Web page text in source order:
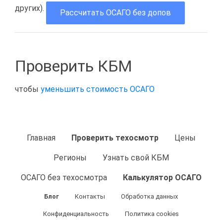
других). Рассчитать ОСАГО без допов
Проверить КБМ
чтобы уменьшить стоимость ОСАГО
Главная Проверить техосмотр Цены
Регионы Узнать свой КБМ
ОСАГО без техосмотра Калькулятор ОСАГО
Блог Контакты Обработка данных
Конфиденциальность Политика cookies